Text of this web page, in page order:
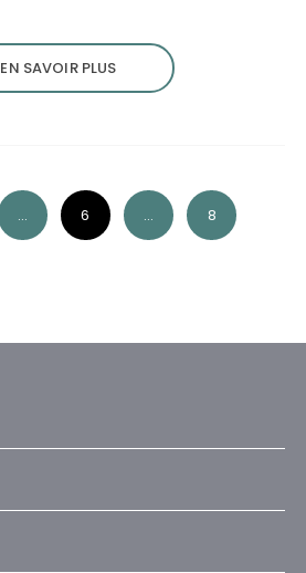
EN SAVOIR PLUS
… 6 … 8